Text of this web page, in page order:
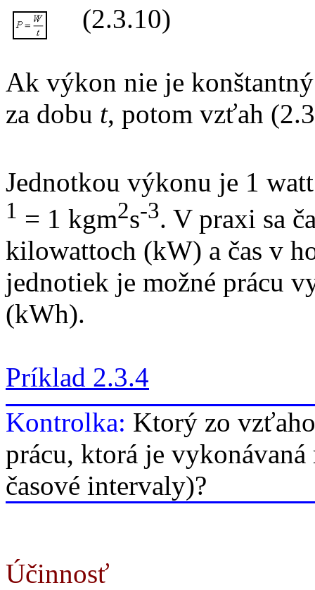
(2.3.10)
Ak výkon nie je
za dobu t, potom vzťah
Jednotkou výkonu je 1
1 = 1 kgm2s-3. V praxi sa
kilowattoch (kW) a čas v
jednotiek je možné prácu
(kWh).
Príklad 2.3.4
Kontrolka: Ktorý zo
prácu, ktorá je
časové intervaly)?
Účinnosť